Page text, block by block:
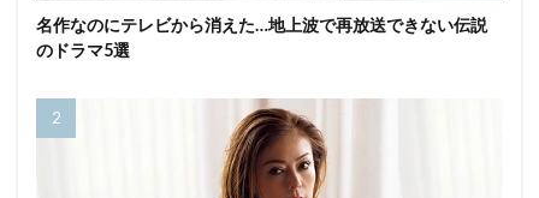
名作なのにテレビから消えた…地上波で再放送できない伝説
のドラマ5選